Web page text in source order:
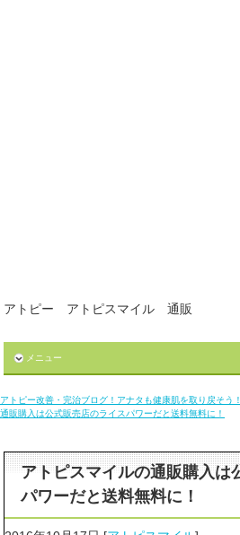
アトピー アトピスマイル 通販
メニュー
アトピー改善・完治ブログ！アナタも健康肌を取り戻そう！
通販購入は公式販売店のライスパワーだと送料無料に！
アトピスマイルの通販購入は
パワーだと送料無料に！